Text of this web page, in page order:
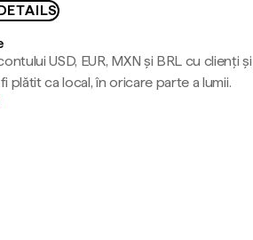
USD, EUR, MXN și BRL cu clienți
plătit ca local, în oricare parte a lumii.